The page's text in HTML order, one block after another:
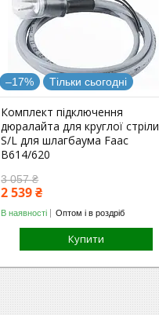
–17% Тільки сьогодні
Комплект підключення
дюралайта для круглої стріли
S/L для шлагбаума Faac
B614/620
3 057 ₴
2 539 ₴
В наявності Оптом і в роздріб
Купити